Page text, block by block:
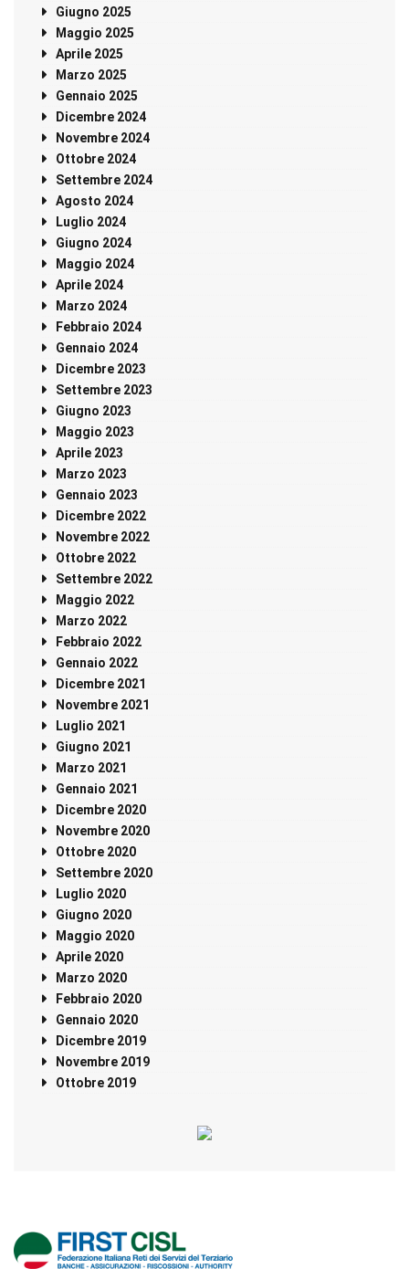
Giugno 2025
Maggio 2025
Aprile 2025
Marzo 2025
Gennaio 2025
Dicembre 2024
Novembre 2024
Ottobre 2024
Settembre 2024
Agosto 2024
Luglio 2024
Giugno 2024
Maggio 2024
Aprile 2024
Marzo 2024
Febbraio 2024
Gennaio 2024
Dicembre 2023
Settembre 2023
Giugno 2023
Maggio 2023
Aprile 2023
Marzo 2023
Gennaio 2023
Dicembre 2022
Novembre 2022
Ottobre 2022
Settembre 2022
Maggio 2022
Marzo 2022
Febbraio 2022
Gennaio 2022
Dicembre 2021
Novembre 2021
Luglio 2021
Giugno 2021
Marzo 2021
Gennaio 2021
Dicembre 2020
Novembre 2020
Ottobre 2020
Settembre 2020
Luglio 2020
Giugno 2020
Maggio 2020
Aprile 2020
Marzo 2020
Febbraio 2020
Gennaio 2020
Dicembre 2019
Novembre 2019
Ottobre 2019